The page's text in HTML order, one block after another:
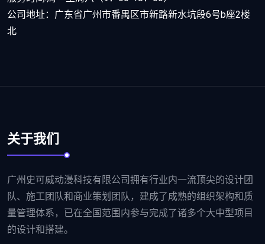
公司地址：广东省广州市番禺区市新路新水坑段6号b座2楼
北
关于我们
广州史可威动漫科技有限公司拥有行业内一流顶尖的设计团
队、施工团队和商业策划团队，建成了成熟的组织架构和质
量管理体系，已在全国范围内参与完成了诸多个大中型项目
的设计和搭建。